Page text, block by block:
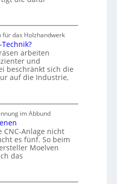
für das Holzhandwerk
arbeiten
und
beschränkt sich die
auf die Industrie,
im Abbund
Anlage nicht
es fünf. So beim
Moelven
das